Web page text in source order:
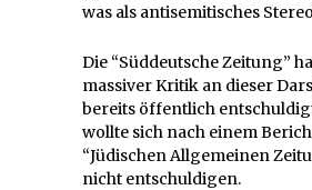
was als antisemitisches
Die “Süddeutsche Zeitung”
massiver Kritik an dieser
bereits öffentlich
wollte sich nach einem
“Jüdischen Allgemeinen
nicht entschuldigen.